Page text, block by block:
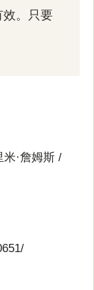
。只要
·詹姆斯 /